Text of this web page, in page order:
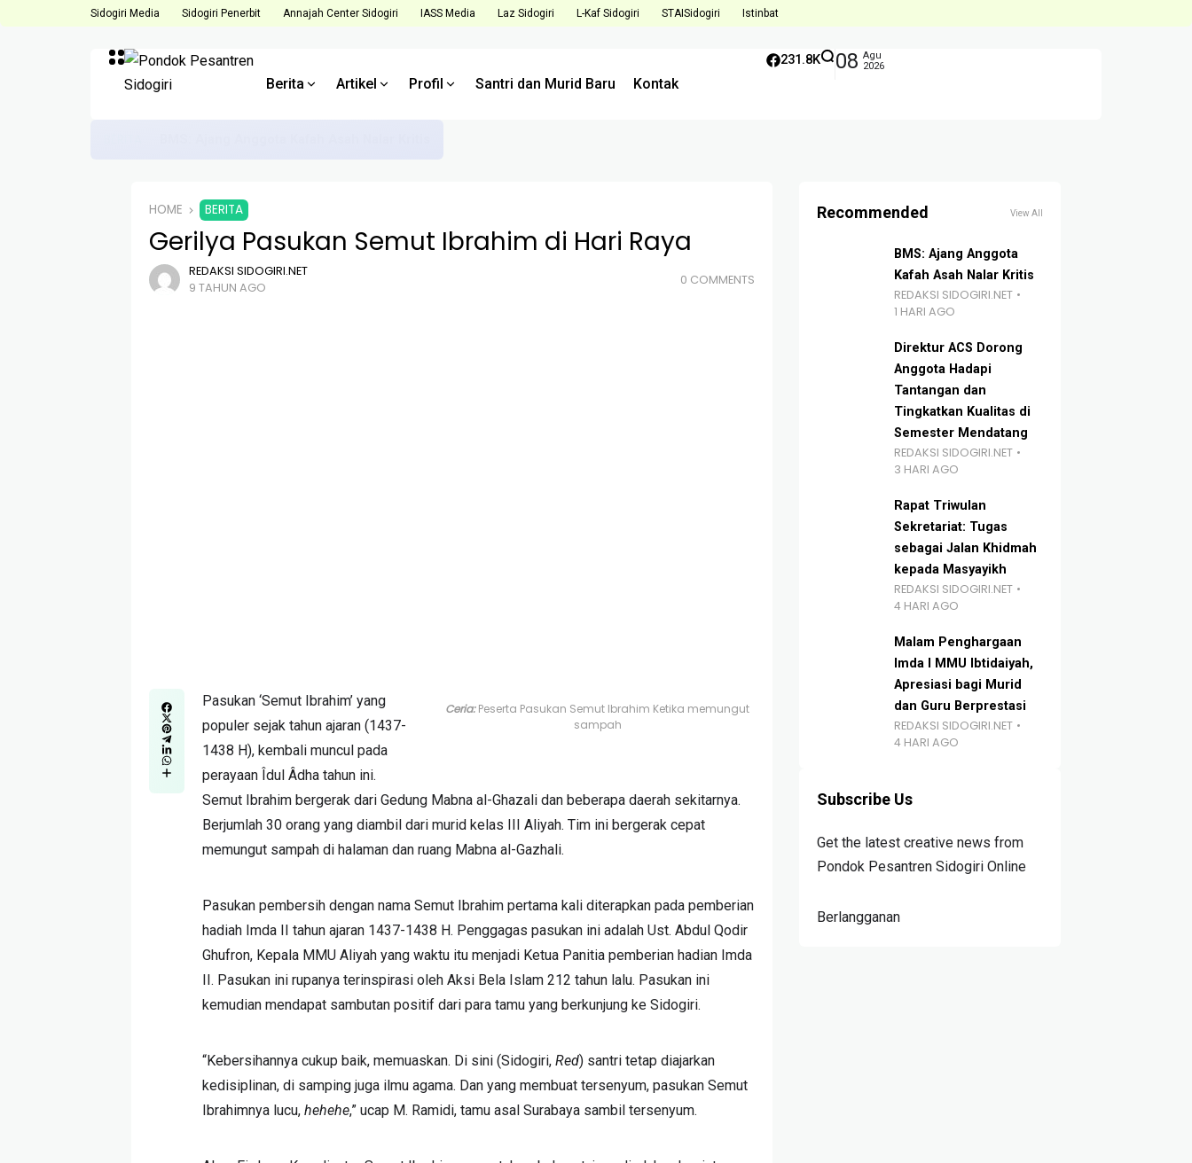
Sidogiri Media Sidogiri Penerbit Annajah Center Sidogiri IASS Media Laz Sidogiri L-Kaf Sidogiri STAISidogiri Istinbat
Berita Artikel Profil Santri dan Murid Baru Kontak
231.8K 08 Agu
2026
HOME BERITA
Gerilya Pasukan Semut Ibrahim di Hari Raya
REDAKSI SIDOGIRI.NET
9 TAHUN AGO
0 COMMENTS
Ceria:Peserta Pasukan Semut Ibrahim Ketika memungut
sampah
Pasukan ‘Semut Ibrahim’ yang
populer sejak tahun ajaran (1437-
1438 H), kembali muncul pada
perayaan Îdul Âdha tahun ini.
Semut Ibrahim bergerak dari Gedung Mabna al-Ghazali dan beberapa daerah sekitarnya.
Berjumlah 30 orang yang diambil dari murid kelas III Aliyah. Tim ini bergerak cepat
memungut sampah di halaman dan ruang Mabna al-Gazhali.
Pasukan pembersih dengan nama Semut Ibrahim pertama kali diterapkan pada pemberian
hadiah Imda II tahun ajaran 1437-1438 H. Penggagas pasukan ini adalah Ust. Abdul Qodir
Ghufron, Kepala MMU Aliyah yang waktu itu menjadi Ketua Panitia pemberian hadian Imda
II. Pasukan ini rupanya terinspirasi oleh Aksi Bela Islam 212 tahun lalu. Pasukan ini
kemudian mendapat sambutan positif dari para tamu yang berkunjung ke Sidogiri.
“Kebersihannya cukup baik, memuaskan. Di sini (Sidogiri, Red) santri tetap diajarkan
kedisiplinan, di samping juga ilmu agama. Dan yang membuat tersenyum, pasukan Semut
Ibrahimnya lucu, hehehe,” ucap M. Ramidi, tamu asal Surabaya sambil tersenyum.
Recommended View All
BMS: Ajang Anggota
Kafah Asah Nalar Kritis
REDAKSI SIDOGIRI.NET
1 HARI AGO
Direktur ACS Dorong
Anggota Hadapi
Tantangan dan
Tingkatkan Kualitas di
Semester Mendatang
REDAKSI SIDOGIRI.NET
3 HARI AGO
Rapat Triwulan
Sekretariat: Tugas
sebagai Jalan Khidmah
kepada Masyayikh
REDAKSI SIDOGIRI.NET
4 HARI AGO
Malam Penghargaan
Imda I MMU Ibtidaiyah,
Apresiasi bagi Murid
dan Guru Berprestasi
REDAKSI SIDOGIRI.NET
4 HARI AGO
Subscribe Us
Get the latest creative news from
Pondok Pesantren Sidogiri Online
Berlangganan